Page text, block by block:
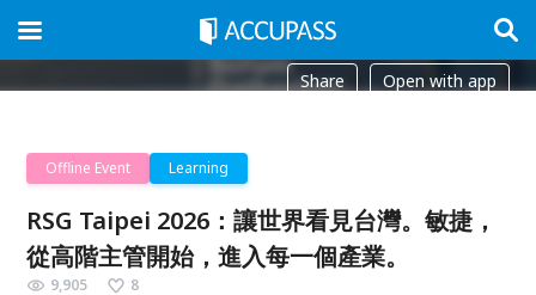
Share Open with app
Offline Event Learning
RSG Taipei 2026：讓世界看見台灣。敏捷，
從高階主管開始，進入每一個產業。
9,905 8